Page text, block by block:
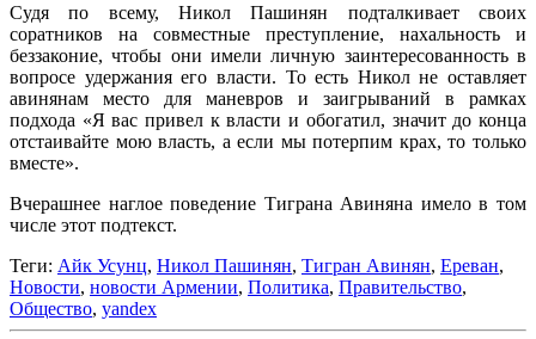
Судя по всему, Никол Пашинян подталкивает своих
соратников на совместные преступление, нахальность и
беззаконие, чтобы они имели личную заинтересованность в
вопросе удержания его власти. То есть Никол не оставляет
авинянам место для маневров и заигрываний в рамках
подхода «Я вас привел к власти и обогатил, значит до конца
отстаивайте мою власть, а если мы потерпим крах, то только
вместе».
Вчерашнее наглое поведение Тиграна Авиняна имело в том
числе этот подтекст.
Теги: Айк Усунц, Никол Пашинян, Тигран Авинян, Ереван,
Новости, новости Армении, Политика, Правительство,
Общество, yandex